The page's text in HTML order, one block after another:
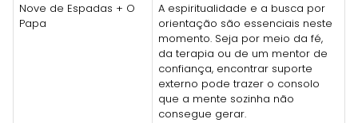
Nove de Espadas + O
Papa
A espiritualidade e a busca por
orientação são essenciais neste
momento. Seja por meio da fé,
da terapia ou de um mentor de
confiança, encontrar suporte
externo pode trazer o consolo
que a mente sozinha não
consegue gerar.